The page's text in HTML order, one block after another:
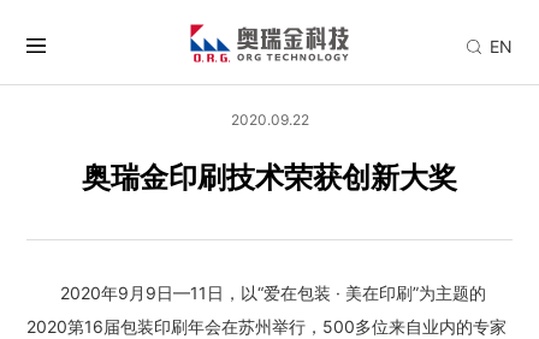
EN
2020.09.22
奥瑞金印刷技术荣获创新大奖
2020年9月9日—11日，以“爱在包装 · 美在印刷”为主题的
2020第16届包装印刷年会在苏州举行，500多位来自业内的专家